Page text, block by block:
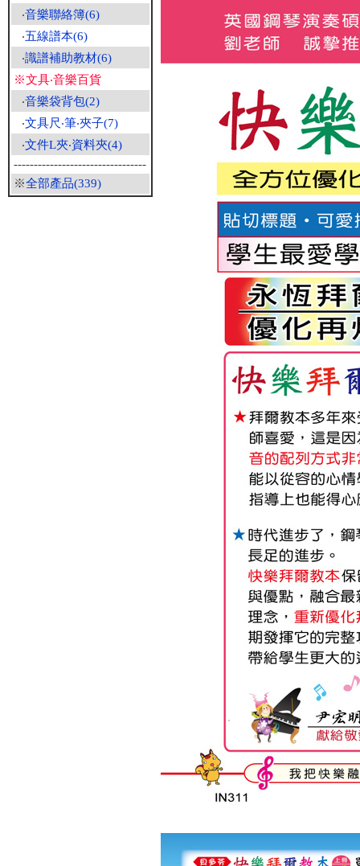
‧音樂聯絡簿(6)
‧五線譜本(6)
‧識譜補助教材(6)
※文具‧音樂百貨
‧音樂袋背包(2)
‧文具尺‧筆‧夾子(7)
‧文件L夾‧資料夾(4)
---------------------------------
※全部產品(339)